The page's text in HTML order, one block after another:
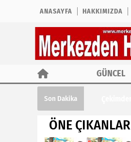
ANASAYFA HAKKIMIZDA
GÜNCEL
Son Dakika
ÖNE ÇIKANLAR